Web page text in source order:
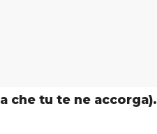
che tu te ne accorga).